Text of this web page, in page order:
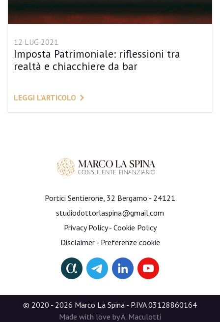
12 LUG 2021
Imposta Patrimoniale: riflessioni tra
realtà e chiacchiere da bar
LEGGI L’ARTICOLO
Portici Sentierone, 32 Bergamo - 24121
studiodottorlaspina@gmail.com
Privacy Policy- Cookie Policy
Disclaimer- Preferenze cookie
© 2020 - 2026 Marco La Spina - P.IVA 03128860164
Made with love by A. Maculotti